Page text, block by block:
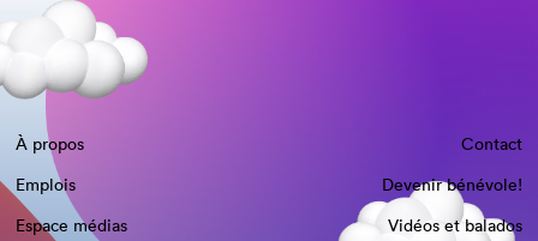
À propos
Contact
Emplois
Devenir bénévole!
Espace médias
Vidéos et balados